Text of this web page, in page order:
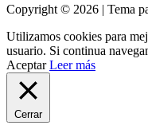
Copyright © 2026 | Tema
Utilizamos cookies para
usuario. Si continua
Aceptar Leer más
Cerrar